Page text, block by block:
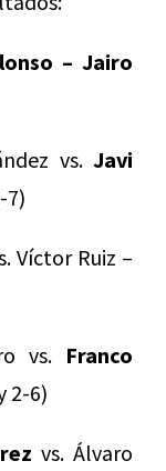
– Jairo
vs. Javi
7)
Víctor Ruiz –
vs. Franco
2-6)
vs. Álvaro